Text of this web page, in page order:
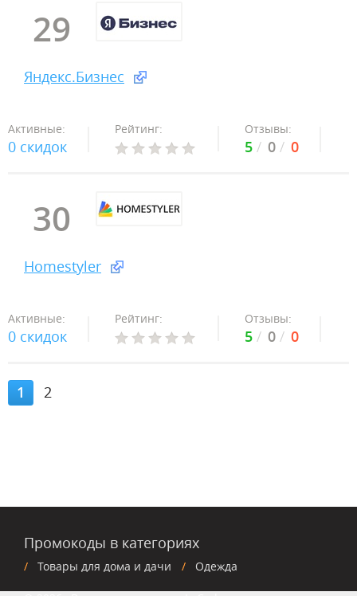
29
Яндекс.Бизнес
Активные:
0 скидок
Рейтинг: Отзывы:
5 0 0
30
Homestyler
Активные:
0 скидок
Рейтинг: Отзывы:
5 0 0
1 2
Промокоды в категориях
Товары для дома и дачи Одежда